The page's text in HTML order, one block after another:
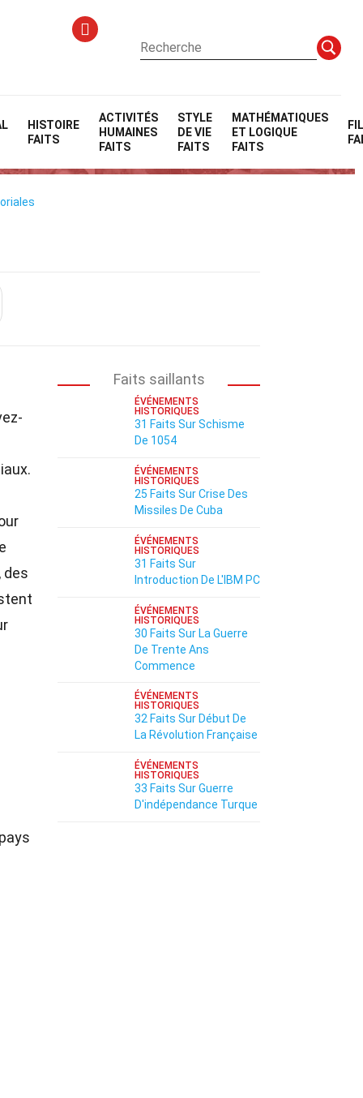
HISTOIRE
FAITS
ACTIVITÉS
HUMAINES
FAITS
STYLE
DE VIE
FAITS
MATHÉMATIQUES
ET LOGIQUE
FAITS
des
Faits saillants
ÉVÉNEMENTS
HISTORIQUES
31 Faits Sur Schisme
De 1054
ÉVÉNEMENTS
HISTORIQUES
25 Faits Sur Crise Des
Missiles De Cuba
ÉVÉNEMENTS
HISTORIQUES
31 Faits Sur
Introduction De L'IBM PC
ÉVÉNEMENTS
HISTORIQUES
30 Faits Sur La Guerre
De Trente Ans
Commence
ÉVÉNEMENTS
HISTORIQUES
32 Faits Sur Début De
La Révolution Française
ÉVÉNEMENTS
HISTORIQUES
33 Faits Sur Guerre
D'indépendance Turque